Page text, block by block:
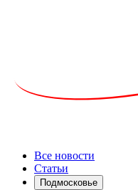
Все новости
Статьи
Подмосковье